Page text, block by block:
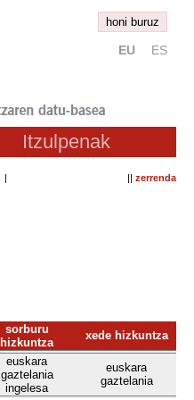
honi buruz
EU ES
Itzulpenak
| || zerrenda
sorburu
hizkuntza
xede hizkuntza
euskara
gaztelania
ingelesa
euskara
gaztelania